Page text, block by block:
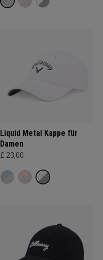
Liquid Metal Kappe für
Damen
£ 23,00